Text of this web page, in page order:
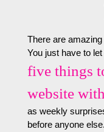
There are
You just have to
five things
website
as weekly
before anyone